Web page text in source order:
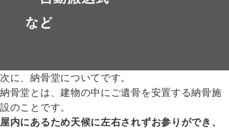
次に、納骨堂についてです。
納骨堂とは、建物の中にご遺骨を安置する納骨施
設のことです。
屋内にあるため天候に左右されずお参りができ、